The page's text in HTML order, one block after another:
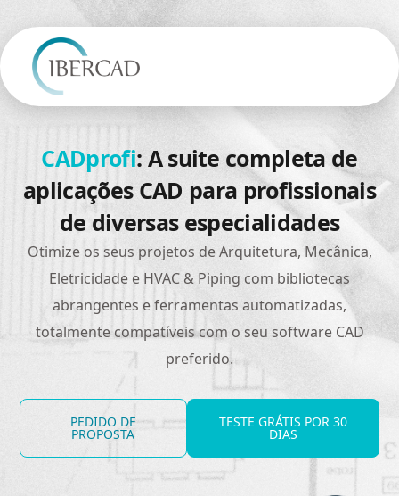
CADprofi: A suite completa de
aplicações CAD para profissionais
de diversas especialidades
Otimize os seus projetos de Arquitetura, Mecânica,
Eletricidade e HVAC & Piping com bibliotecas
abrangentes e ferramentas automatizadas,
totalmente compatíveis com o seu software CAD
preferido.
PEDIDO DE
PROPOSTA
TESTE GRÁTIS POR 30
DIAS